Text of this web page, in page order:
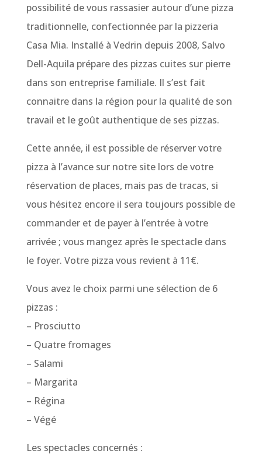
possibilité de vous rassasier autour d’une pizza
traditionnelle, confectionnée par la pizzeria
Casa Mia. Installé à Vedrin depuis 2008, Salvo
Dell-Aquila prépare des pizzas cuites sur pierre
dans son entreprise familiale. Il s’est fait
connaitre dans la région pour la qualité de son
travail et le goût authentique de ses pizzas.
Cette année, il est possible de réserver votre
pizza à l’avance sur notre site lors de votre
réservation de places, mais pas de tracas, si
vous hésitez encore il sera toujours possible de
commander et de payer à l’entrée à votre
arrivée ; vous mangez après le spectacle dans
le foyer. Votre pizza vous revient à 11€.
Vous avez le choix parmi une sélection de 6
pizzas :
– Prosciutto
– Quatre fromages
– Salami
– Margarita
– Régina
– Végé
Les spectacles concernés :